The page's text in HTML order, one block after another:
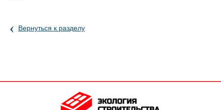
‹ Вернуться к разделу